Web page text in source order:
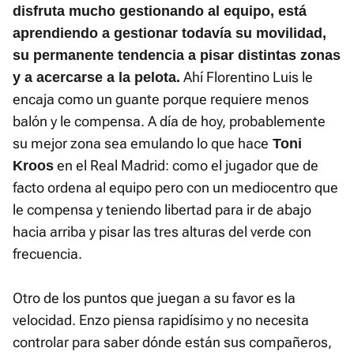
disfruta mucho gestionando al equipo, está
aprendiendo a gestionar todavía su movilidad,
su permanente tendencia a pisar distintas zonas
y a acercarse a la pelota. Ahí Florentino Luis le
encaja como un guante porque requiere menos
balón y le compensa. A día de hoy, probablemente
su mejor zona sea emulando lo que hace Toni
Kroos en el Real Madrid: como el jugador que de
facto ordena al equipo pero con un mediocentro que
le compensa y teniendo libertad para ir de abajo
hacia arriba y pisar las tres alturas del verde con
frecuencia.
Otro de los puntos que juegan a su favor es la
velocidad. Enzo piensa rapidísimo y no necesita
controlar para saber dónde están sus compañeros,